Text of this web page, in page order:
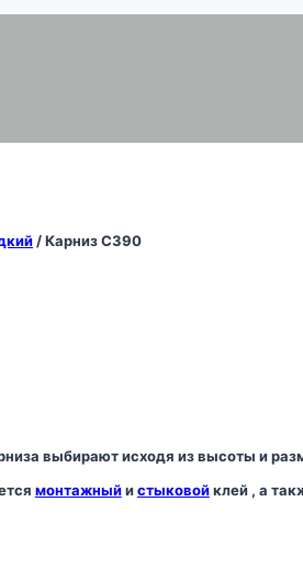
/Карниз C390
выбирают исходя из высоты и
монтажныйистыковойклей , а